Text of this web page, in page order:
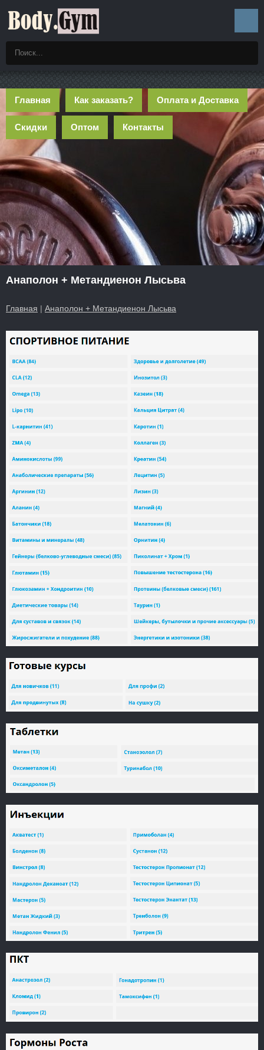
Главная Как заказать? Оплата и Доставка
Скидки Оптом Контакты
Анаполон + Метандиенон Лысьва
Главная | Анаполон + Метандиенон Лысьва